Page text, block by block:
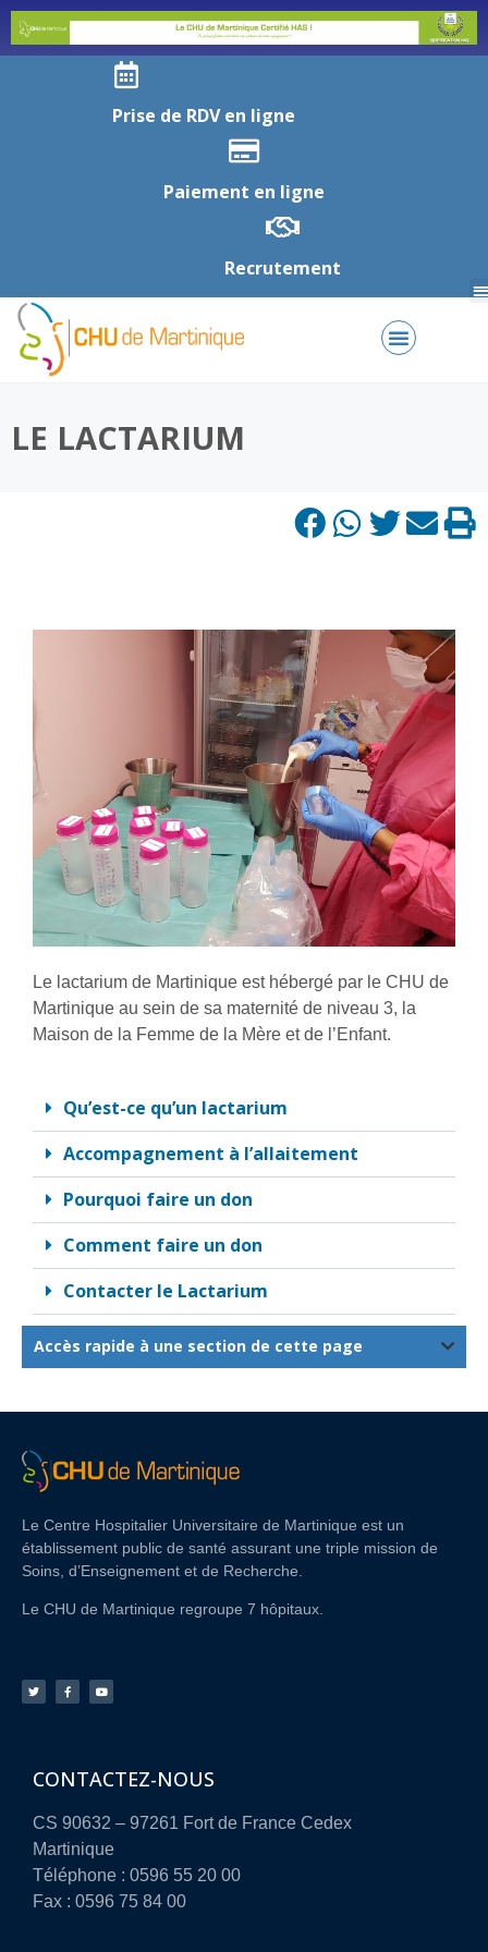
Prise de RDV en ligne
Paiement en ligne
Recrutement
LE LACTARIUM
Le lactarium de Martinique est hébergé par le CHU de
Martinique au sein de sa maternité de niveau 3, la
Maison de la Femme de la Mère et de l’Enfant.
Qu’est-ce qu’un Iactarium
Accompagnement à l’allaitement
Pourquoi faire un don
Comment faire un don
Contacter le Lactarium
Accès rapide à une section de cette page
Le Centre Hospitalier Universitaire de Martinique est un
établissement public de santé assurant une triple mission de
Soins, d’Enseignement et de Recherche.
Le CHU de Martinique regroupe 7 hôpitaux.
CONTACTEZ-NOUS
CS 90632 – 97261 Fort de France Cedex
Martinique
Téléphone : 0596 55 20 00
Fax : 0596 75 84 00